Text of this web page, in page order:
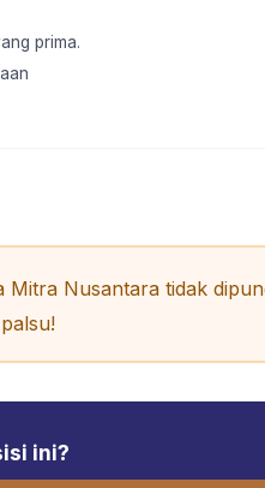
prima.
Mitra Nusantara tidak
ini?